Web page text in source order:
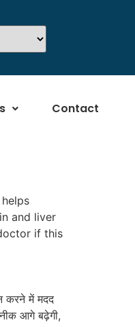
Contact
and liver
if this
करने में मदद
आगे बढ़ेगी,